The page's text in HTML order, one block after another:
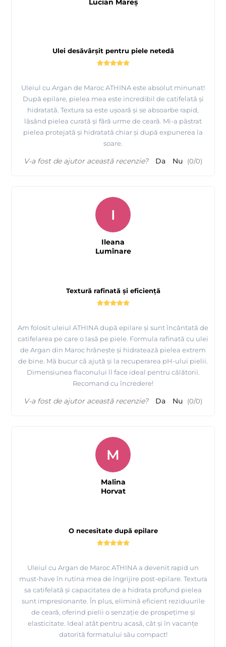
Ulei desăvârșit pentru piele netedă
Uleiul cu Argan de Maroc ATHINA este absolut minunat!
După epilare, pielea mea este incredibil de catifelată și
hidratată. Textura sa este ușoară și se absoarbe rapid,
lăsând pielea curată și fără urme de ceară. Mi-a păstrat
pielea protejată și hidratată chiar și după expunerea la
soare.
Lucian Mareş
V-a fost de ajutor această recenzie? Da Nu (0/0)
Textură rafinată și eficiență
Am folosit uleiul ATHINA după epilare și sunt încântată de
catifelarea pe care o lasă pe piele. Formula rafinată cu ulei
de Argan din Maroc hrănește și hidratează pielea extrem
de bine. Mă bucur că ajută și la recuperarea pH-ului pielii.
Dimensiunea flaconului îl face ideal pentru călătorii.
Recomand cu încredere!
I
Ileana
Lumînare
V-a fost de ajutor această recenzie? Da Nu (0/0)
O necesitate după epilare
Uleiul cu Argan de Maroc ATHINA a devenit rapid un
must-have în rutina mea de îngrijire post-epilare. Textura
sa catifelată și capacitatea de a hidrata profund pielea
sunt impresionante. În plus, elimină eficient reziduurile
de ceară, oferind pielii o senzație de prospețime și
elasticitate. Ideal atât pentru acasă, cât și în vacanțe
datorită formatului său compact!
M
Malina
Horvat